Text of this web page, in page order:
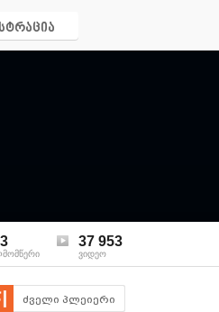
37 953
ვიდეო
ძველი პლეიერი